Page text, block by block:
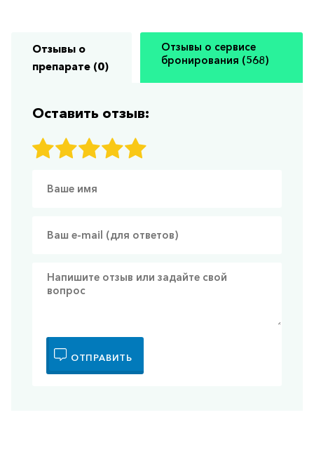
Отзывы о
препарате (0)
Отзывы о сервисе
бронирования (568)
Оставить отзыв:
ОТПРАВИТЬ